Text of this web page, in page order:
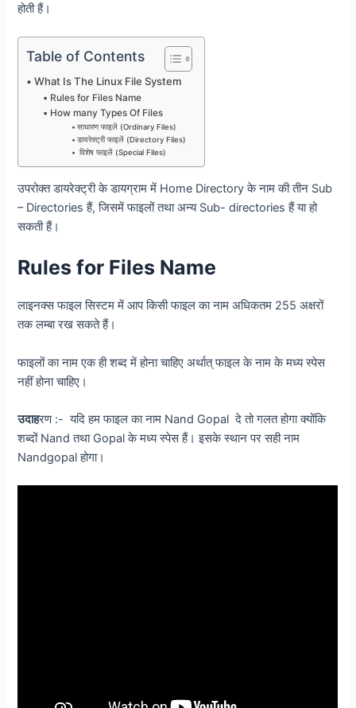
होती हैं।
Table of Contents
What Is The Linux File System
Rules for Files Name
How many Types Of Files
साधारण फाइलें (Ordinary Files)
डायरेक्ट्री फाइलें (Directory Files)
विशेष फाइलें (Special Files)
उपरोक्त डायरेक्ट्री के डायग्राम में Home Directory के नाम की तीन Sub
– Directories हैं, जिसमें फाइलों तथा अन्य Sub- directories हैं या हो
सकती हैं।
Rules for Files Name
लाइनक्स फाइल सिस्टम में आप किसी फाइल का नाम अधिकतम 255 अक्षरों
तक लम्बा रख सकते हैं।
फाइलों का नाम एक ही शब्द में होना चाहिए अर्थात् फाइल के नाम के मध्य स्पेस
नहीं होना चाहिए।
उदाहरण :- यदि हम फाइल का नाम Nand Gopal दे तो गलत होगा क्योंकि
शब्दों Nand तथा Gopal के मध्य स्पेस हैं। इसके स्थान पर सही नाम
Nandgopal होगा।